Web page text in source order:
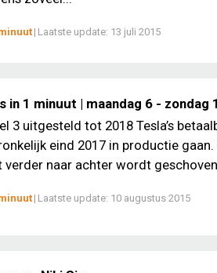
| Laatste update: 13 juli 2015
in 1 minuut | maandag 6 - zondag
3 uitgesteld tot 2018 Tesla’s
eind 2017 in productie
naar achter wordt
| Laatste update: 10 augustus 2015